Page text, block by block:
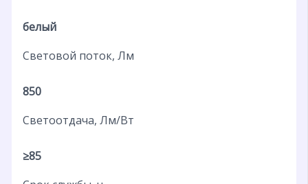
белый
Световой поток, Лм
850
Светоотдача, Лм/Вт
≥85